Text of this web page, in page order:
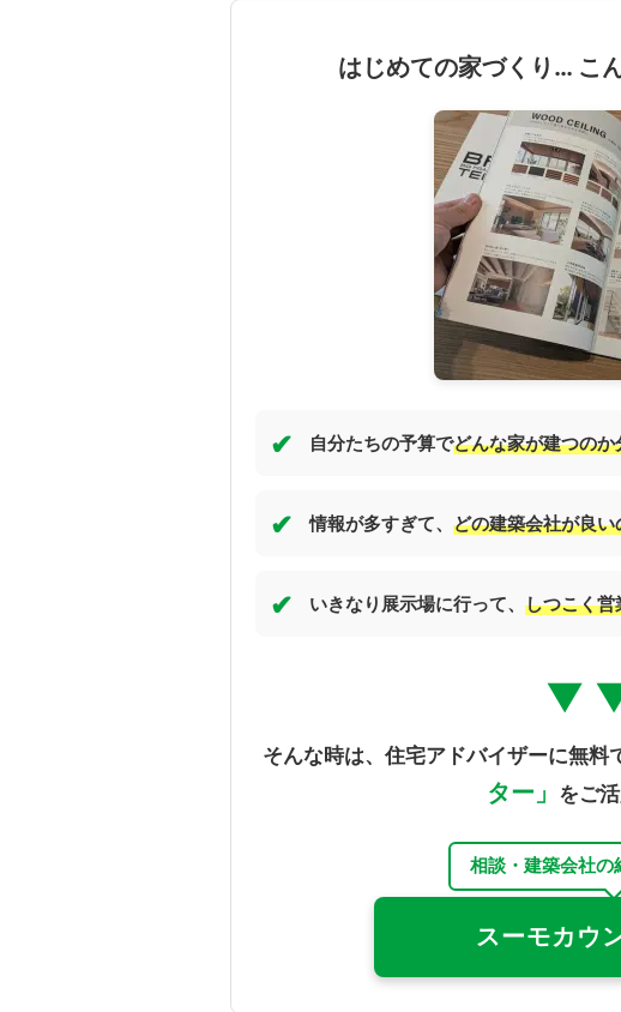
はじめての家づくり… こ
✔ 自分たちの予算でどんな家が建つの
✔ 情報が多すぎて、 どの建築会社が良
✔ いきなり展示場に行って、 しつこく
▼
そんな時は、住宅アドバイザーに無料
ター」 をご
相談・建築会社の
スーモカウ